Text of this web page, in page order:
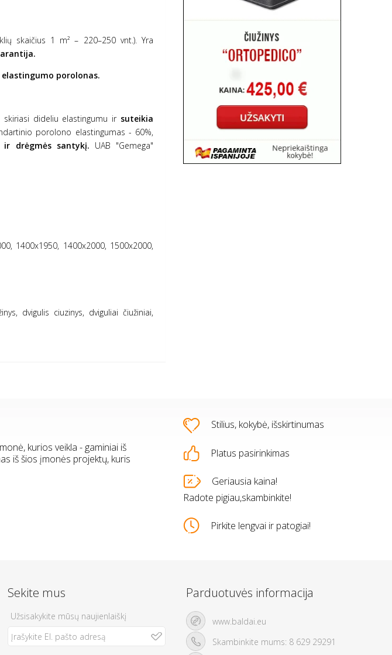
skaičius 1 m² – 220–250 vnt.). Yra
porolonas.
dideliu elastingumu ir suteikia
porolono elastingumas - 60%,
drėgmės santykį. UAB "Gemega"
1400x1950, 1400x2000, 1500x2000,
dvigulis ciuzinys, dviguliai čiužiniai,
kurios veikla - gaminiai iš
iš šios įmonės projektų, kuris
Stilius, kokybė, išskirtinumas
Platus pasirinkimas
Geriausia kaina!
Radote pigiau,skambinkite!
Pirkite lengvai ir patogiai!
Sekite mus
Užsisakykite mūsų naujienlaiškį
Parduotuvės informacija
www.baldai.eu
Skambinkite mums: 8 629 29291